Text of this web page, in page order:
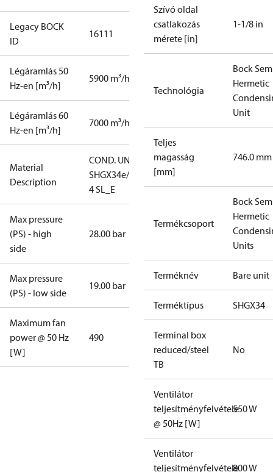
Legacy BOCK
ID
16111
Légáramlás 50
Hz-en [m³/h]
5900 m³/h
Légáramlás 60
Hz-en [m³/h]
7000 m³/h
Material
Description
COND. UNIT
SHGX34e/255-
4 SL_E
Max pressure
(PS) - high
side
28.00 bar
Max pressure
(PS) - low side
19.00 bar
Maximum fan
power @ 50 Hz
[W]
490
Szívó oldal
csatlakozás
mérete [in]
1-1/8 in
Technológia
Bock
Hermetic
Unit
Teljes
magasság
[mm]
746.0 mm
Termékcsoport
Bock
Hermetic
Units
Terméknév Bare unit
Terméktípus SHGX34
Terminal box
reduced/steel
TB
No
Ventilátor
teljesítményfelvétele
@ 50Hz [W]
550 W
Ventilátor
teljesítményfelvétele800 W